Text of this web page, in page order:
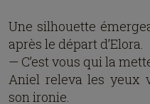
Une silhouette
après le départ d’Elora.
— C’est vous qui la
Aniel releva les yeux
son ironie.